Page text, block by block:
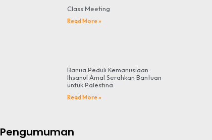
Class Meeting
Read More »
Banua Peduli Kemanusiaan:
Ihsanul Amal Serahkan Bantuan
untuk Palestina
Read More »
Pengumuman